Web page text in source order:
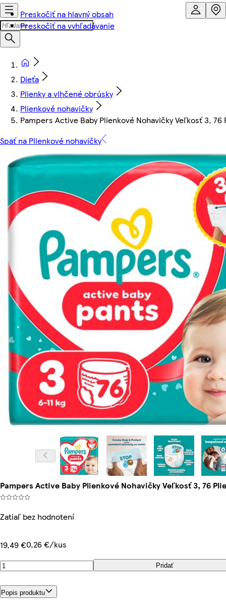
Preskočiť na hlavný obsah
Preskočiť na vyhľadávanie
Dieťa
Plienky a vlhčené obrúsky
Plienkové nohavičky
Pampers Active Baby Plienkové Nohavičky Veľkosť 3, 76
Späť na Plienkové nohavičky
Pampers Active Baby Plienkové Nohavičky Veľkosť 3, 76
Zatiaľ bez hodnotení
19,49 €0,26 €/kus
Pridať
Popis produktu